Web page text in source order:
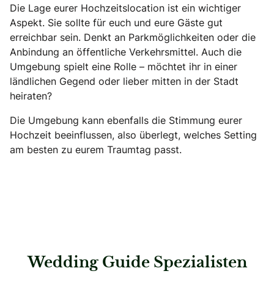
Die Lage eurer Hochzeitslocation ist ein wichtiger
Aspekt. Sie sollte für euch und eure Gäste gut
erreichbar sein. Denkt an Parkmöglichkeiten oder die
Anbindung an öffentliche Verkehrsmittel. Auch die
Umgebung spielt eine Rolle – möchtet ihr in einer
ländlichen Gegend oder lieber mitten in der Stadt
heiraten?
Die Umgebung kann ebenfalls die Stimmung eurer
Hochzeit beeinflussen, also überlegt, welches Setting
am besten zu eurem Traumtag passt.
Wedding Guide Spezialisten